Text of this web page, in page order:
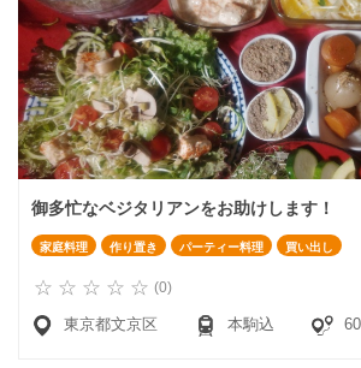
御多忙なベジタリアンをお助けします！
家庭料理 作り置き パーティー料理 買い出し
(0)
東京都文京区 本駒込